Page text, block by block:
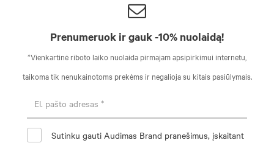
Prenumeruok ir gauk -10% nuolaidą!
*Vienkartinė riboto laiko nuolaida pirmajam apsipirkimui internetu,
taikoma tik nenukainotoms prekėms ir negalioja su kitais pasiūlymais.
Sutinku gauti Audimas Brand pranešimus, įskaitant